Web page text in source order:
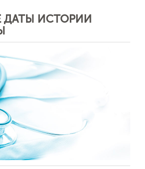
ДАТЫ ИСТОРИИ